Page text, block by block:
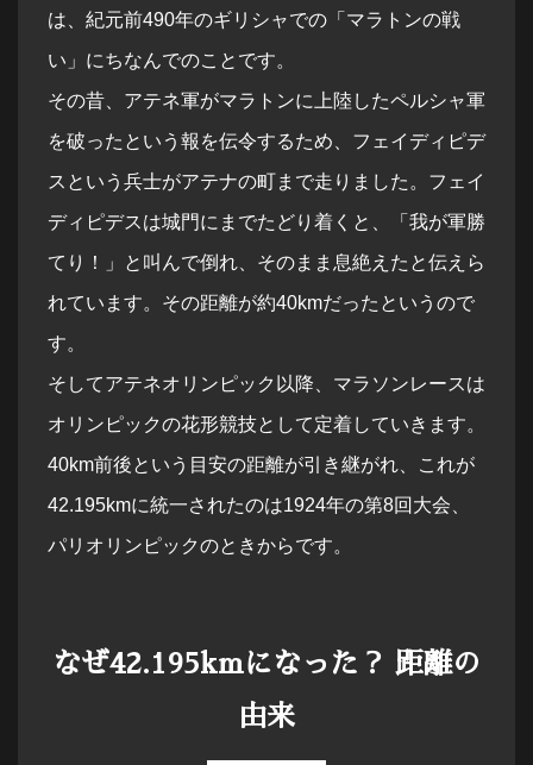
は、紀元前490年のギリシャでの「マラトンの戦
い」にちなんでのことです。
その昔、アテネ軍がマラトンに上陸したペルシャ軍
を破ったという報を伝令するため、フェイディピデ
スという兵士がアテナの町まで走りました。フェイ
ディピデスは城門にまでたどり着くと、「我が軍勝
てり！」と叫んで倒れ、そのまま息絶えたと伝えら
れています。その距離が約40kmだったというので
す。
そしてアテネオリンピック以降、マラソンレースは
オリンピックの花形競技として定着していきます。
40km前後という目安の距離が引き継がれ、これが
42.195kmに統一されたのは1924年の第8回大会、
パリオリンピックのときからです。
なぜ42.195kmになった？ 距離の
由来